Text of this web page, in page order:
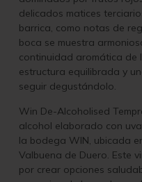
delicados matices
barrica, como notas de
boca se muestra
continuidad aromática de
estructura equilibrada y
seguir degustándolo.
Win De-Alcoholised
alcohol elaborado con
la bodega WIN, ubicada
Valbuena de Duero. Este
por crear opciones